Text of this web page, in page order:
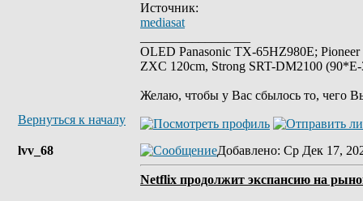
Источник:
mediasat
OLED Panasonic TX-65HZ980E;
ZXC 120cm, Strong SRT-DM2100
Желаю, чтобы у Вас сбылось то, чего
Вернуться к началу
lvv_68 Добавлено: Ср Дек 17,
Netflix продолжит экспансию на